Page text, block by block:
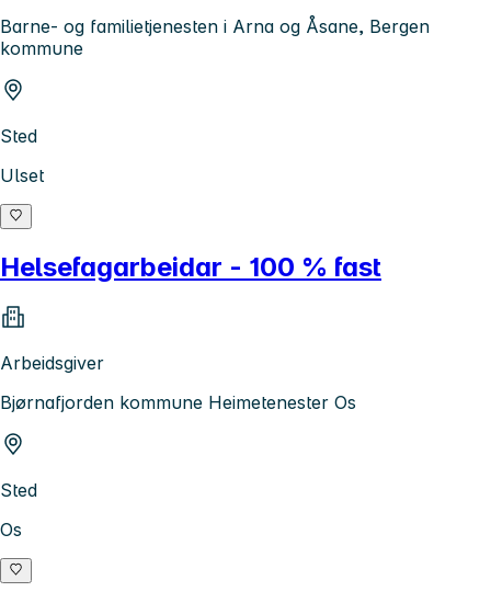
Barne- og familietjenesten i Arna og Åsane, Bergen
kommune
Sted
Ulset
Helsefagarbeidar - 100 % fast
Arbeidsgiver
Bjørnafjorden kommune Heimetenester Os
Sted
Os